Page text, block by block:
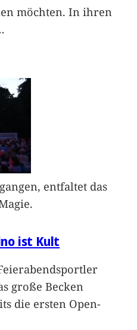
möchten. In ihren
entfaltet das
ist Kult
große Becken
die ersten Open-